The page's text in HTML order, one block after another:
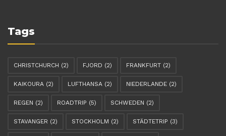
Tags
CHRISTCHURCH (2) FJORD (2) FRANKFURT (2)
KAIKOURA (2) LUFTHANSA (2) NIEDERLANDE (2)
REGEN (2) ROADTRIP (5) SCHWEDEN (2)
STAVANGER (2) STOCKHOLM (2) STÄDTETRIP (3)